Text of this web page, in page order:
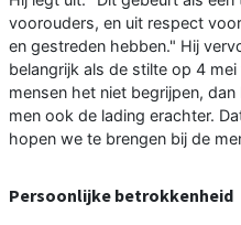
voorouders, en uit respect
en gestreden hebben." Hij
belangrijk als de stilte op 4
mensen het niet begrijpen,
men ook de lading erachter.
hopen we te brengen bij de
Persoonlijke betrokkenheid